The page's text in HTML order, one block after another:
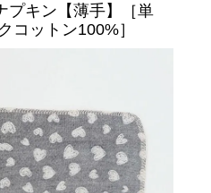
プキン【薄手】［単
コットン100%］